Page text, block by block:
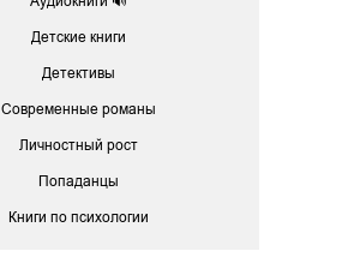
Детские книги
Детективы
Современные романы
Личностный рост
Попаданцы
Книги по психологии